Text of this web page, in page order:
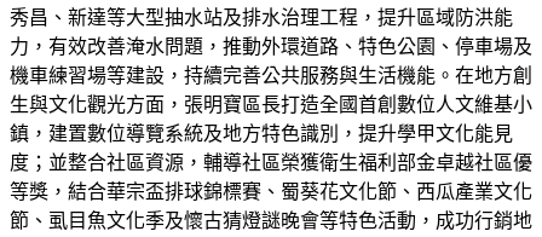
秀昌、新達等大型抽水站及排水治理工程，提升區域防洪能
力，有效改善淹水問題，推動外環道路、特色公園、停車場及
機車練習場等建設，持續完善公共服務與生活機能。在地方創
生與文化觀光方面，張明寶區長打造全國首創數位人文維基小
鎮，建置數位導覽系統及地方特色識別，提升學甲文化能見
度；並整合社區資源，輔導社區榮獲衛生福利部金卓越社區優
等獎，結合華宗盃排球錦標賽、蜀葵花文化節、西瓜產業文化
節、虱目魚文化季及懷古猜燈謎晚會等特色活動，成功行銷地